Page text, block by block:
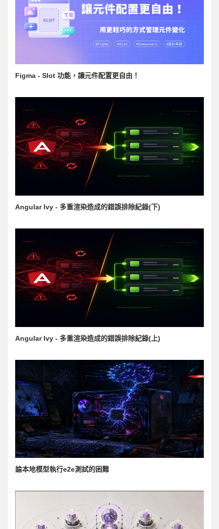
Figma - Slot 功能，讓元件配置更自由！
Angular Ivy - 多重渲染造成的錯誤排除紀錄(下)
Angular Ivy - 多重渲染造成的錯誤排除紀錄(上)
論本地模型執行e2e測試的困難